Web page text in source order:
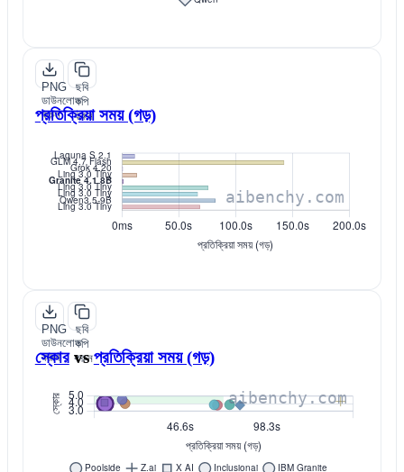
PNG
ডাউনলোড
করুন
ছবি
কপি
করুন
প্রতিক্রিয়া সময় (গড়)
PNG
ডাউনলোড
করুন
ছবি
কপি
করুন
স্কোর vs প্রতিক্রিয়া সময় (গড়)